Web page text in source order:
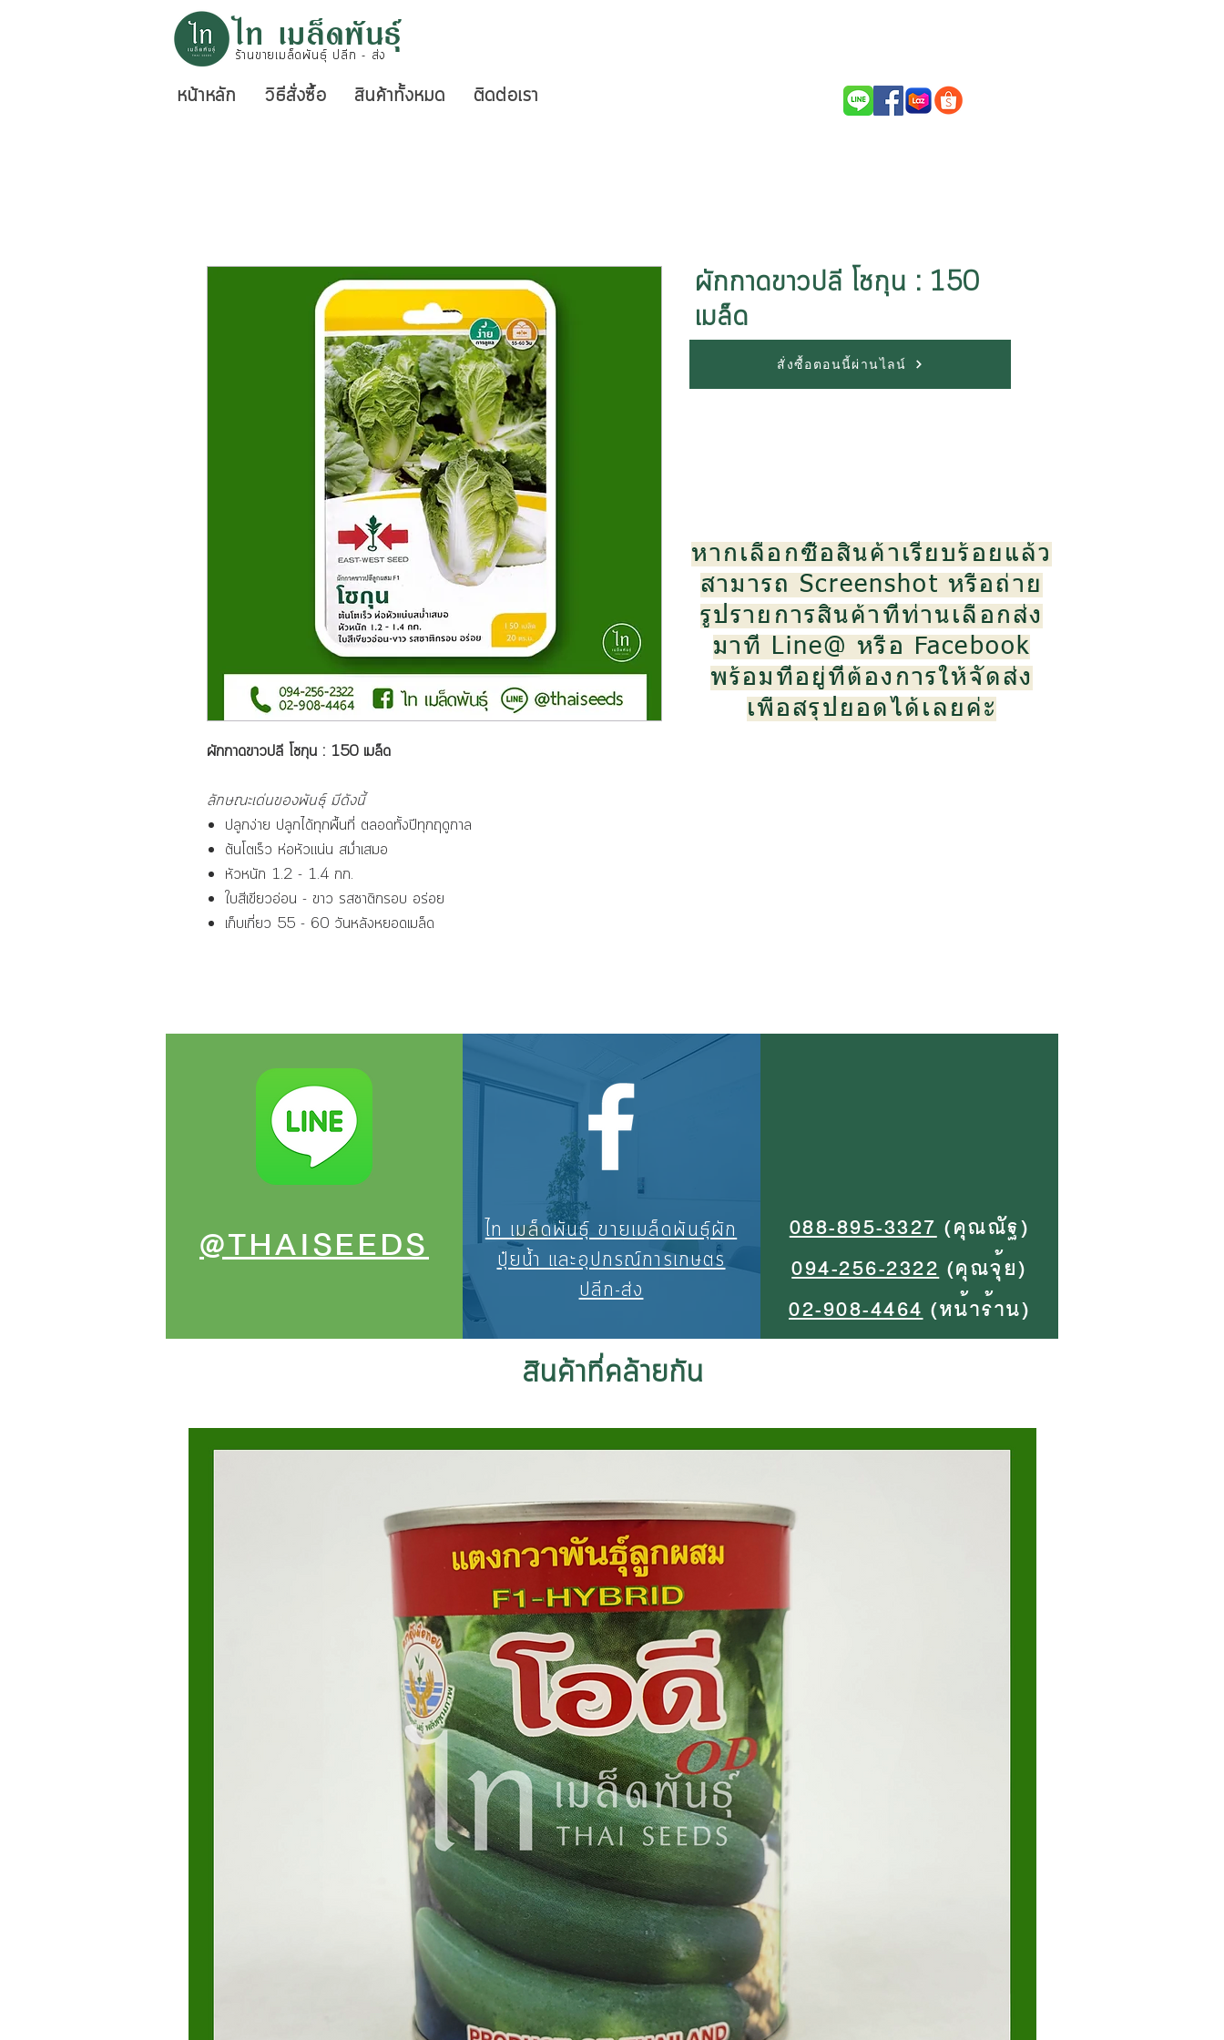
หน้าหลัก วิธีสั่งซื้อ สินค้าทั้งหมด ติดต่อเรา
ไท เมล็ดพันธุ์
ร้านขายเมล็ดพันธุ์ ปลีก - ส่ง
ผักกาดขาวปลี โชกุน : 150 เมล็ด
ลักษณะเด่นของพันธุ์ มีดังนี้
ปลูกง่าย ปลูกได้ทุกพื้นที่ ตลอดทั้งปีทุกฤดูกาล
ต้นโตเร็ว ห่อหัวแน่น สม่ำเสมอ
หัวหนัก 1.2 - 1.4 กก.
ใบสีเขียวอ่อน - ขาว รสชาติกรอบ อร่อย
เก็บเกี่ยว 55 - 60 วันหลังหยอดเมล็ด
ผักกาดขาวปลี โชกุน : 150
เมล็ด
หากเลือกซื้อสินค้าเรียบร้อยแล้ว
สามารถ Screenshot หรือถ่าย
รูปรายการสินค้าที่ท่านเลือกส่ง
มาที่ Line@ หรือ Facebook
พร้อมที่อยู่ที่ต้องการให้จัดส่ง
เพื่อสรุปยอดได้เลยค่ะ
สั่งซื้อตอนนี้ผ่านไลน์
@THAISEEDS
ไท เมล็ดพันธุ์ ขายเมล็ดพันธุ์ผัก
ปุ๋ยน้ำ และอุปกรณ์การเกษตร
ปลีก-ส่ง
088-895-3327(คุณณัฐ)
094-256-2322(คุณจุ้ย)
02-908-4464(หน้าร้าน)
สินค้าที่คล้ายกัน